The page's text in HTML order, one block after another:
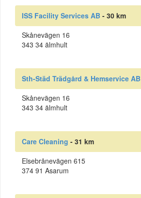
ISS Facility Services AB - 30 km
Skånevägen 16
343 34 älmhult
Sth-Städ Trädgård & Hemservice AB
Skånevägen 16
343 34 älmhult
Care Cleaning - 31 km
Elsebrånevägen 615
374 91 Asarum